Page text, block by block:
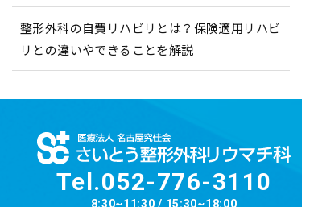
整形外科の自費リハビリとは？保険適用リハビ
リとの違いやできることを解説
Tel.052-776-3110
8:30~11:30 / 15:30~18:00